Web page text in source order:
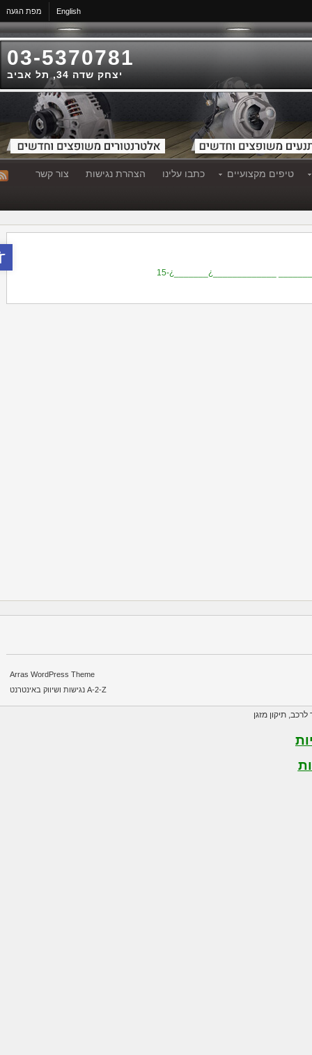
English מפת הגעה
03-5370781
יצחק שדה 34, תל אביב
טיפים מקצועיים כתבו עלינו הצהרת נגישות צור קשר
Arras WordPress Theme
A-2-Z נגישות ושיווק באינטרנט
,תיקון מזגן